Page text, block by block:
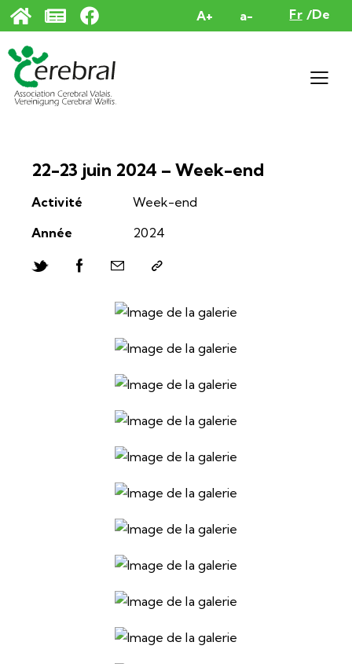
A+ a- Fr De
22-23 juin 2024 – Week-end
Activité
Week-end
Année
2024
Panneau de gestion des cookies